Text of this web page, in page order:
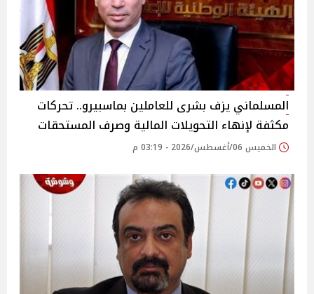
المسلماني يزف بشرى للعاملين بماسبيرو.. تحركات
مكثفة لإنهاء التحويلات المالية وصرف المستحقات
الخميس 06/أغسطس/2026 - 03:19 م